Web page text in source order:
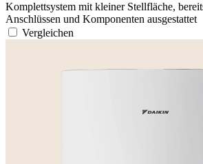
Komplettsystem mit kleiner Stellfläche,
Anschlüssen und Komponenten ausgestattet
Vergleichen